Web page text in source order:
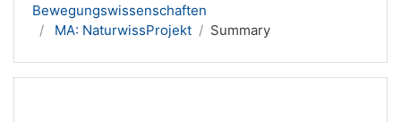
Bewegungswissenschaften
MA: NaturwissProjekt
Summary